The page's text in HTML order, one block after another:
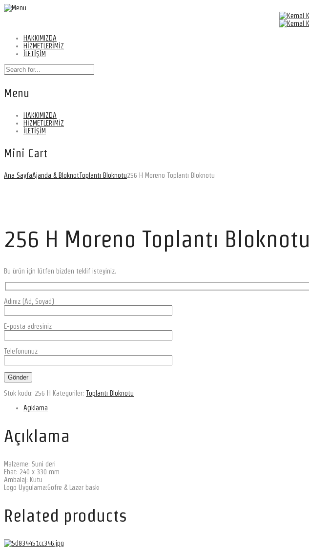
HAKKIMIZDA
HİZMETLERİMİZ
İLETİŞİM
Menu
HAKKIMIZDA
HİZMETLERİMİZ
İLETİŞİM
Mini Cart
Ana SayfaAjanda & BloknotToplantı Bloknotu256 H Moreno Toplantı Bloknotu
256 H Moreno Toplantı Bloknotu
Bu ürün için lütfen bizden teklif isteyiniz.
Adınız (Ad, Soyad)
E-posta adresiniz
Telefonunuz
Stok kodu: 256 H Kategoriler: Toplantı Bloknotu
Açıklama
Açıklama
Malzeme: Suni deri
Ebat: 240 x 330 mm
Ambalaj: Kutu
Logo Uygulama:Gofre & Lazer baskı
Related products